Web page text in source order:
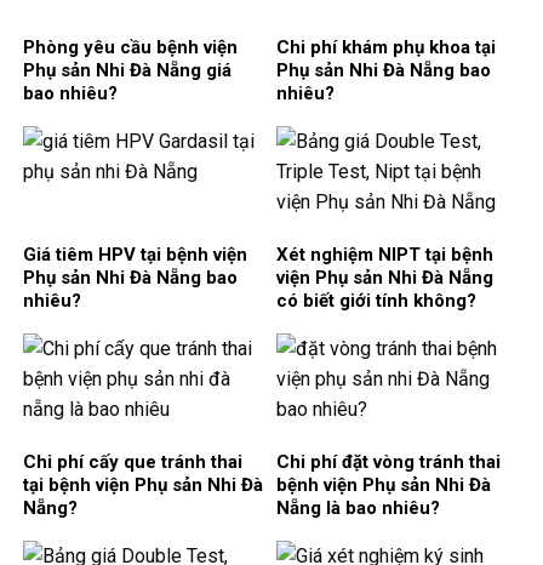
Phòng yêu cầu bệnh viện
Phụ sản Nhi Đà Nẵng giá
bao nhiêu?
Chi phí khám phụ khoa tại
Phụ sản Nhi Đà Nẵng bao
nhiêu?
Giá tiêm HPV tại bệnh viện
Phụ sản Nhi Đà Nẵng bao
nhiêu?
Xét nghiệm NIPT tại bệnh
viện Phụ sản Nhi Đà Nẵng
có biết giới tính không?
Chi phí cấy que tránh thai
tại bệnh viện Phụ sản Nhi Đà
Nẵng?
Chi phí đặt vòng tránh thai
bệnh viện Phụ sản Nhi Đà
Nẵng là bao nhiêu?